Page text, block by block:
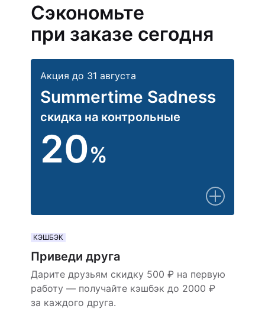
Сэкономьте
при заказе сегодня
Акция до 31 августа
Summertime Sadness
скидка на контрольные
20%
КЭШБЭК
Приведи друга
Дарите друзьям скидку 500 ₽ на первую
работу — получайте кэшбэк до 2000 ₽
за каждого друга.